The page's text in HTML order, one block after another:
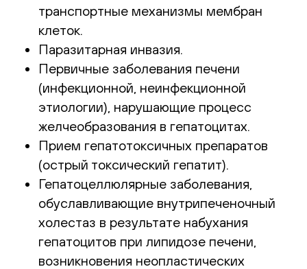
транспортные механизмы мембран
клеток.
Паразитарная инвазия.
Первичные заболевания печени
(инфекционной, неинфекционной
этиологии), нарушающие процесс
желчеобразования в гепатоцитах.
Прием гепатотоксичных препаратов
(острый токсический гепатит).
Гепатоцеллюлярные заболевания,
обуславливающие внутрипеченочный
холестаз в результате набухания
гепатоцитов при липидозе печени,
возникновения неопластических